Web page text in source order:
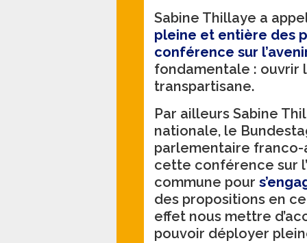
Sabine Thillaye a
pleine et entière des
conférence sur
fondamentale : ouvrir
transpartisane.
Par ailleurs Sabine
nationale, le
parlementaire
cette conférence sur
commune pour
des propositions en
effet nous mettre
pouvoir déployer